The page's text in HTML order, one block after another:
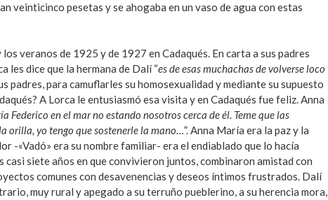
veinticinco pesetas y se ahogaba en un vaso de agua con estas
veranos de 1925 y de 1927 en Cadaqués. En carta a sus padres
les dice que la hermana de Dalí “es de esas muchachas de volverse loco
padres, para camuflarles su homosexualidad y mediante su supuesto
A Lorca le entusiasmó esa visita y en Cadaqués fue feliz. Anna
Federico en el mar no estando nosotros cerca de él. Teme que las
orilla, yo tengo que sostenerle la mano…”. Anna María era la paz y la
-«Vadó» era su nombre familiar- era el endiablado que lo hacía
siete años en que convivieron juntos, combinaron amistad con
comunes con desavenencias y deseos íntimos frustrados. Dalí
muy rural y apegado a su terruño pueblerino, a su herencia mora,